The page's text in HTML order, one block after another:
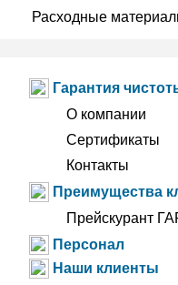
Расходные
Гарантия
О компании
Сертификаты
Контакты
Преимущества
Прейскурант
Персонал
Наши клиенты